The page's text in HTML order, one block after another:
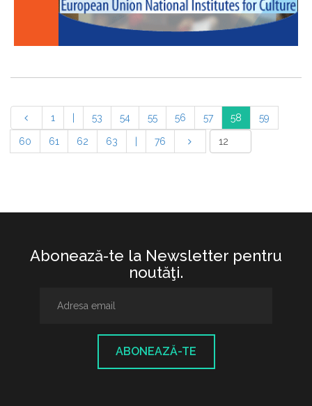
1 53 54 55 56 57 58 59
60 61 62 63 76
Abonează-te la Newsletter pentru
noutăţi.
ABONEAZĂ-TE